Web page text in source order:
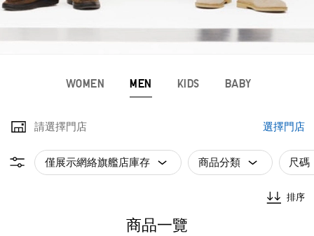
WOMEN MEN KIDS BABY
請選擇門店 選擇門店
僅展示網絡旗艦店庫存 商品分類 尺碼
排序
商品一覽